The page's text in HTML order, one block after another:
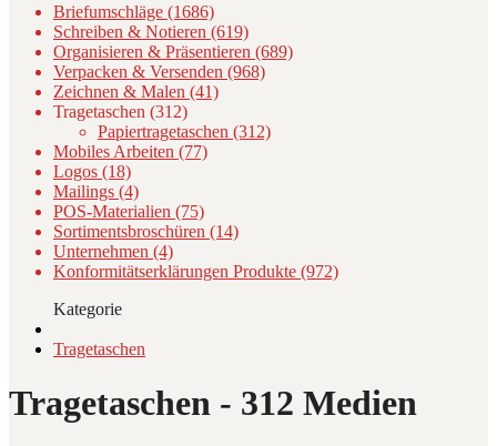
Briefumschläge (1686)
Schreiben & Notieren (619)
Organisieren & Präsentieren (689)
Verpacken & Versenden (968)
Zeichnen & Malen (41)
Tragetaschen (312)
Papiertragetaschen (312)
Mobiles Arbeiten (77)
Logos (18)
Mailings (4)
POS-Materialien (75)
Sortimentsbroschüren (14)
Unternehmen (4)
Konformitätserklärungen Produkte (972)
Kategorie
Tragetaschen
Tragetaschen - 312 Medien